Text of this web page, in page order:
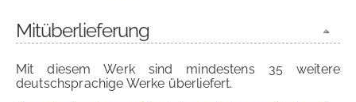
Mitüberlieferung
Mit diesem Werk sind mindestens 35 weitere
deutschsprachige Werke überliefert.